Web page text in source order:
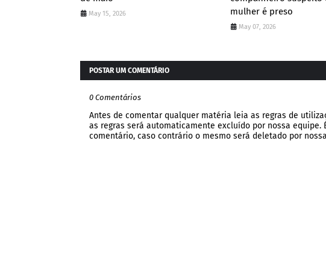
May 15, 2026
mulher é preso
May 07, 2026
POSTAR UM COMENTÁRIO
0 Comentários
Antes de comentar qualquer matéria leia as regras de
as regras será automaticamente excluído por nossa
comentário, caso contrário o mesmo será deletado por